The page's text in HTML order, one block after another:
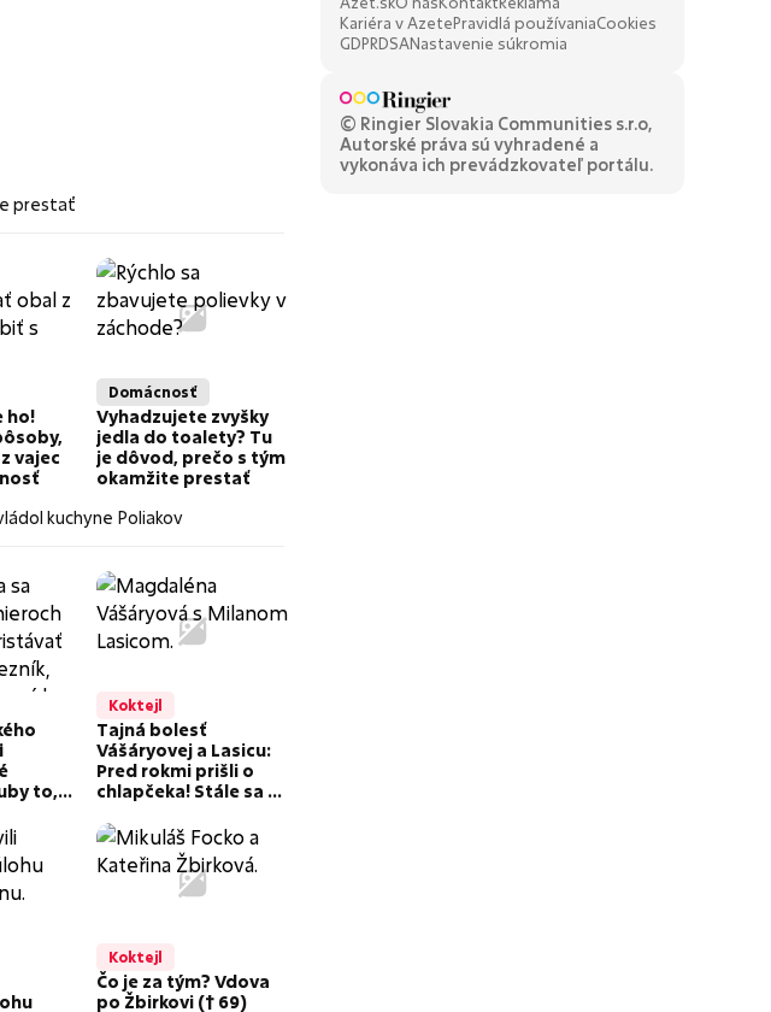
prestať
ho!
vajec
Domácnosť
Vyhadzujete zvyšky
jedla do toalety? Tu
je dôvod, prečo s tým
okamžite prestať
kuchyne Poliakov
to,
Koktejl
Tajná bolesť
Vášáryovej a Lasicu:
Pred rokmi prišli o
chlapčeka! Stále sa s
vyrovnať
Koktejl
Čo je za tým? Vdova
po Žbirkovi († 69)
Kariéra v AzetePravidlá používaniaCookies
GDPRDSANastavenie súkromia
© Ringier Slovakia Communities s.r.o,
Autorské práva sú vyhradené a
vykonáva ich prevádzkovateľ portálu.